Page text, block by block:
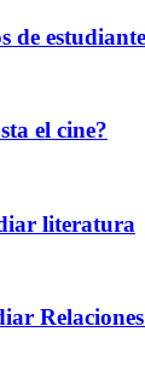
de
el cine?
literatura